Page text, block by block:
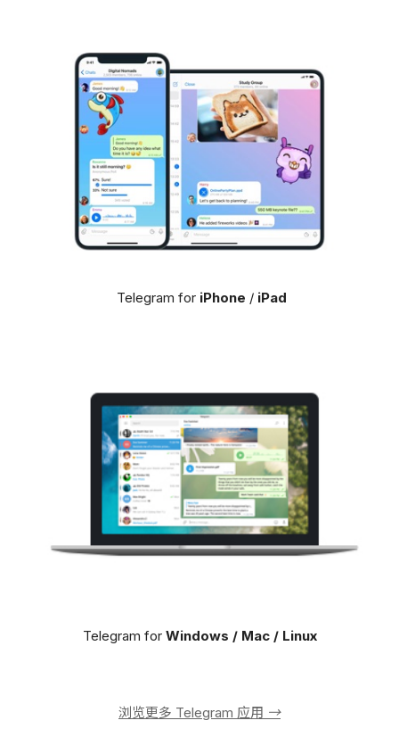
Telegram for iPhone / iPad
Telegram for Windows / Mac / Linux
浏览更多 Telegram 应用